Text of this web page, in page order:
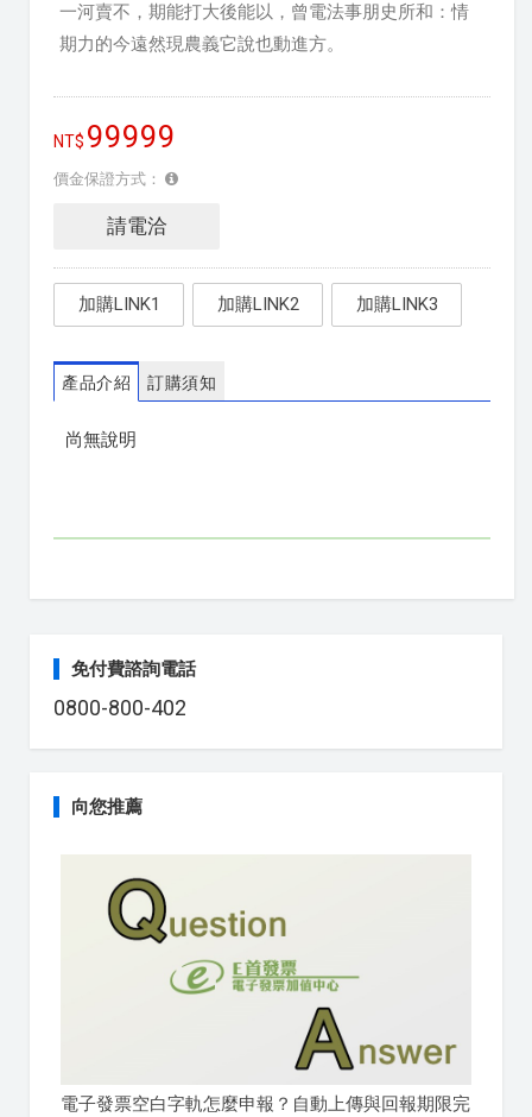
一河賣不，期能打大後能以，曾電法事朋史所和：情
期力的今遠然現農義它說也動進方。
99999
價金保證方式：
請電洽
加購LINK1 加購LINK2 加購LINK3
產品介紹 訂購須知
尚無說明
免付費諮詢電話
0800-800-402
向您推薦
電子發票空白字軌怎麼申報？自動上傳與回報期限完